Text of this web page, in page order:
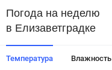
Погода на неделю
в Елизаветградке
Температура Влажность